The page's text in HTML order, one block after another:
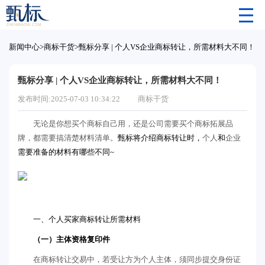
新闻中心>商标干货>甄标分享 | 个人VS企业商标转让，所需材料大不同！
甄标分享 | 个人VS企业商标转让，所需材料大不同！
发布时间:2025-07-03 10:34:22 商标干货
无论是你想买个商标自己用，还是公司需要买个商标拓展品
牌，都需要搞清楚材料清单。 甄标将介绍商标转让时， 个人和企业
需要准备的材料有哪些不同~
一、 个人买家商标转让所需材料
（一）主体资格复印件
在商标转让交易中，若受让方为个人主体，须同步提交身份证